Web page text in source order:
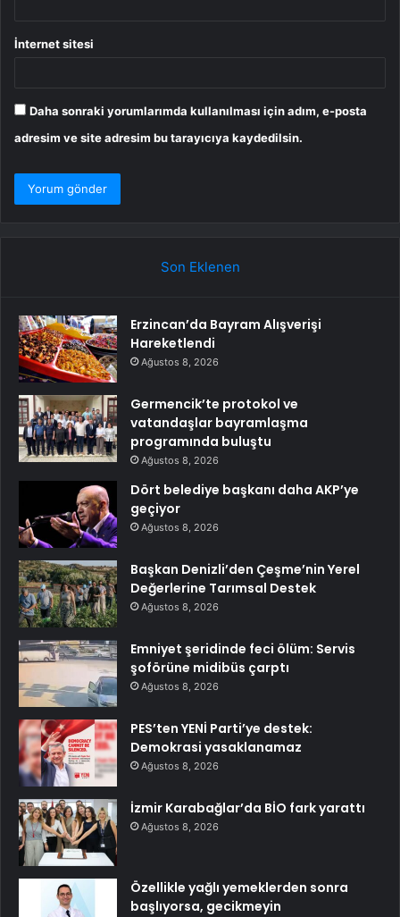
İnternet sitesi
Daha sonraki yorumlarımda kullanılması için adım, e-posta
adresim ve site adresim bu tarayıcıya kaydedilsin.
Son Eklenen
Erzincan’da Bayram Alışverişi
Hareketlendi
Ağustos 8, 2026
Germencik’te protokol ve
vatandaşlar bayramlaşma
programında buluştu
Ağustos 8, 2026
Dört belediye başkanı daha AKP’ye
geçiyor
Ağustos 8, 2026
Başkan Denizli’den Çeşme’nin Yerel
Değerlerine Tarımsal Destek
Ağustos 8, 2026
Emniyet şeridinde feci ölüm: Servis
şoförüne midibüs çarptı
Ağustos 8, 2026
PES’ten YENİ Parti’ye destek:
Demokrasi yasaklanamaz
Ağustos 8, 2026
İzmir Karabağlar’da BİO fark yarattı
Ağustos 8, 2026
Özellikle yağlı yemeklerden sonra
başlıyorsa, gecikmeyin